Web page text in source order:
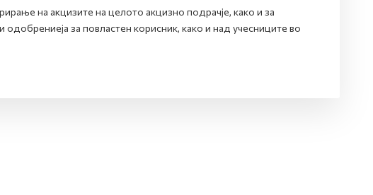
на акцизите на целото акцизно подрачје, како и за
за повластен корисник, како и над учесниците во